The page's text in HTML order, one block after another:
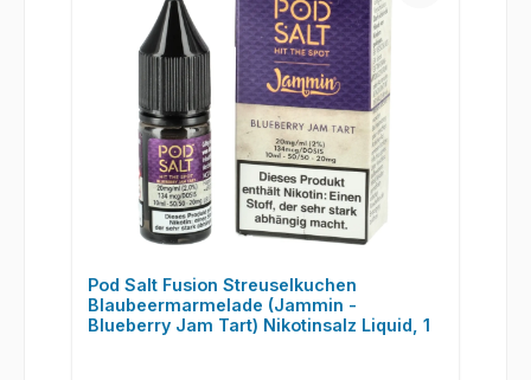
Pod Salt Fusion Streuselkuchen
Blaubeermarmelade (Jammin -
Blueberry Jam Tart) Nikotinsalz Liquid, 1